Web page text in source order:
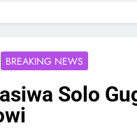
BREAKING NEWS
Solo